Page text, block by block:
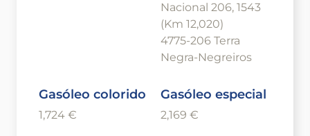
Nacional 206, 1543
(Km 12,020)
4775-206 Terra
Negra-Negreiros
Gasóleo colorido
1,724 €
Gasóleo especial
2,169 €